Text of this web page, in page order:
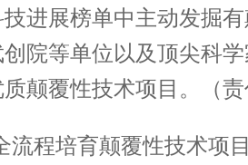
进展榜单中主动发掘
院等单位以及顶尖科
颠覆性技术项目。（
流程培育颠覆性技术